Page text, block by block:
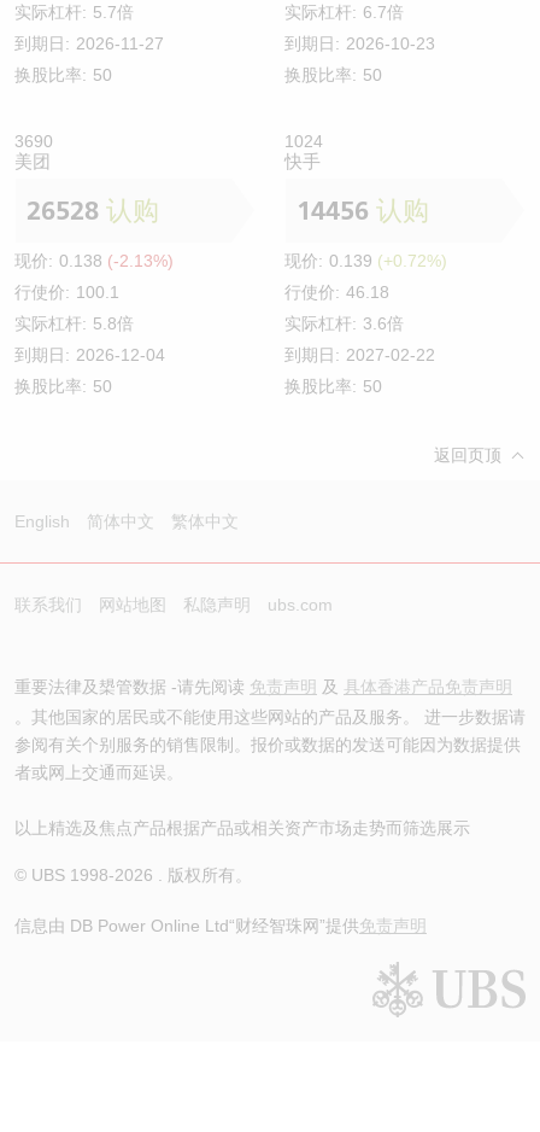
实际杠杆: 5.7倍
到期日: 2026-11-27
换股比率: 50
实际杠杆: 6.7倍
到期日: 2026-10-23
换股比率: 50
3690
美团
26528 认购
现价: 0.138 (-2.13%)
行使价: 100.1
实际杠杆: 5.8倍
到期日: 2026-12-04
换股比率: 50
1024
快手
14456 认购
现价: 0.139 (+0.72%)
行使价: 46.18
实际杠杆: 3.6倍
到期日: 2027-02-22
换股比率: 50
返回页顶
English 简体中文 繁体中文
联系我们 网站地图 私隐声明 ubs.com
重要法律及槼管数据 -请先阅读 免责声明 及 具体香港产品免责声明
。其他国家的居民或不能使用这些网站的产品及服务。 进一步数据请
参阅有关个别服务的销售限制。报价或数据的发送可能因为数据提供
者或网上交通而延误。
以上精选及焦点产品根据产品或相关资产市场走势而筛选展示
© UBS 1998-2026 . 版权所有。
信息由 DB Power Online Ltd“财经智珠网”提供免责声明